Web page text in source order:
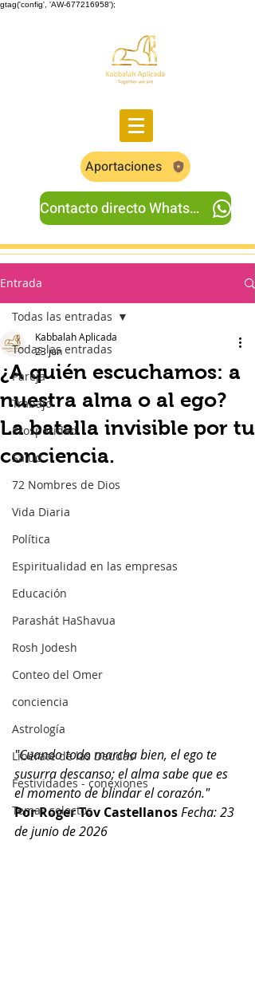
gtag('config', 'AW-677216958');
Aportaciones
Contacto directo Whatsapp
Entrada
Todas las entradas
Pareja
Trabajo
Prosperidad
Salud
72 Nombres de Dios
Vida Diaria
Política
Espiritualidad en las empresas
Educación
Parashát HaShavua
Rosh Jodesh
Conteo del Omer
conciencia
Astrología
Libérate de las Deudas
Festividades - conexiones
Temas selectos
Todas las entradas
¿A quién escuchamos: a
nuestra alma o al ego?
La batalla invisible por tu
conciencia.
Kabbalah Aplicada
23 jun
"Cuando todo marcha bien, el ego te
susurra descanso; el alma sabe que es
el momento de blindar el corazón."
Por Roger Tov CastellanosFecha: 23
de junio de 2026